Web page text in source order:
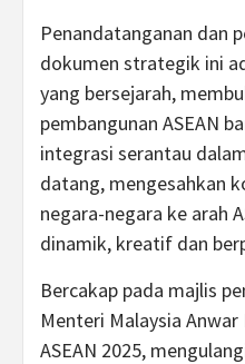
Penandatanganan dan
dokumen strategik ini
yang bersejarah,
pembangunan ASEAN
integrasi serantau
datang, mengesahkan
negara-negara ke arah
dinamik, kreatif dan
Bercakap pada majlis
Menteri Malaysia
ASEAN 2025,